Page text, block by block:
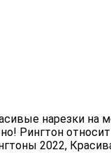
нарезки на
Рингтон
2022,